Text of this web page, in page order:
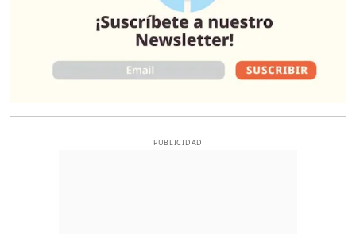
PUBLICIDAD